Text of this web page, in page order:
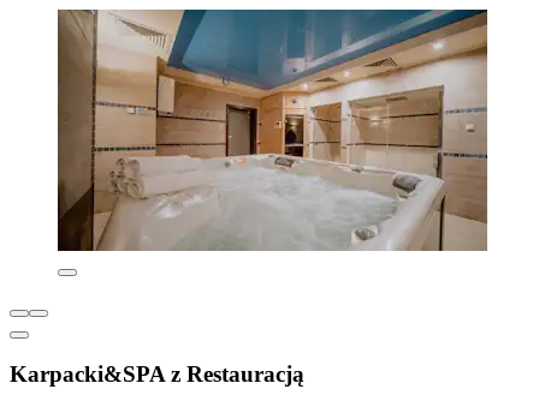
Karpacki&SPA z Restauracją